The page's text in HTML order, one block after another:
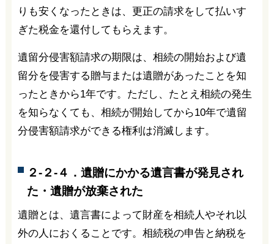
りも安くなったときは、更正の請求をして払いす
ぎた税金を還付してもらえます。
遺留分侵害額請求の期限は、相続の開始および遺
留分を侵害する贈与または遺贈があったことを知
ったときから1年です。ただし、たとえ相続の発生
を知らなくても、相続が開始してから10年で遺留
分侵害額請求ができる権利は消滅します。
２-２-４．遺贈にかかる遺言書が発見され
た・遺贈が放棄された
遺贈とは、遺言書によって財産を相続人やそれ以
外の人におくることです。相続税の申告と納税を